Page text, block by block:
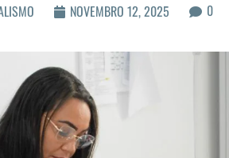
NOVEMBRO 12, 2025 0